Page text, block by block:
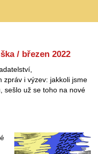
/ březen 2022
zpráv i výzev: jakkoli jsme
sešlo už se toho na nové